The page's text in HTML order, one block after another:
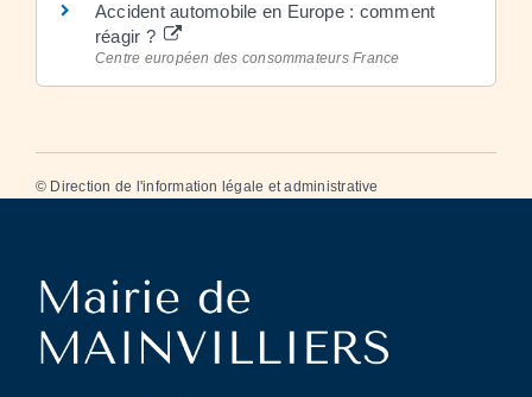
Accident automobile en Europe : comment
réagir ?
Centre européen des consommateurs France
© Direction de l'information légale et administrative